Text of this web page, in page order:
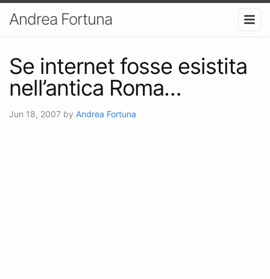
Andrea Fortuna
Se internet fosse esistita
nell’antica Roma…
Jun 18, 2007 by Andrea Fortuna